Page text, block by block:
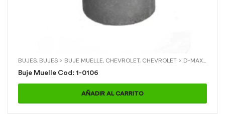
BUJES, BUJES > BUJE MUELLE, CHEVROLET, CHEVROLET > D-MAX,
Buje Muelle Cod: 1-0106
AÑADIR AL CARRITO